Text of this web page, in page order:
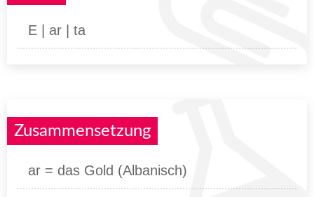
E | ar | ta
Zusammensetzung
ar = das Gold (Albanisch)